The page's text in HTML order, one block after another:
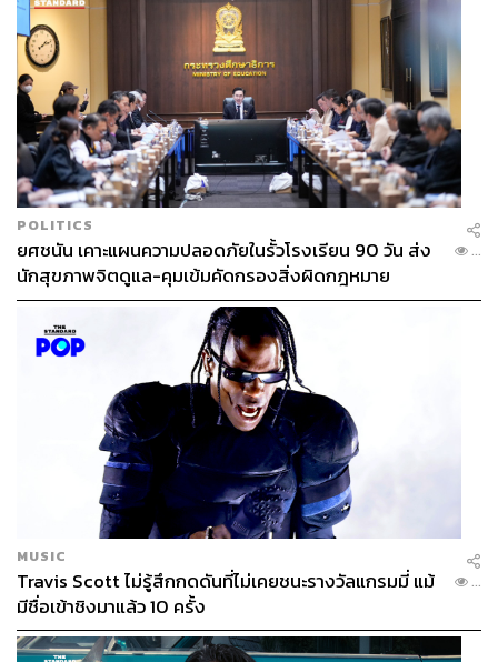
POLITICS
ยศชนัน เคาะแผนความปลอดภัยในรั้วโรงเรียน 90 วัน ส่ง
นักสุขภาพจิตดูแล-คุมเข้มคัดกรองสิ่งผิดกฎหมาย
...
MUSIC
Travis Scott ไม่รู้สึกกดดันที่ไม่เคยชนะรางวัลแกรมมี่ แม้
มีชื่อเข้าชิงมาแล้ว 10 ครั้ง
...